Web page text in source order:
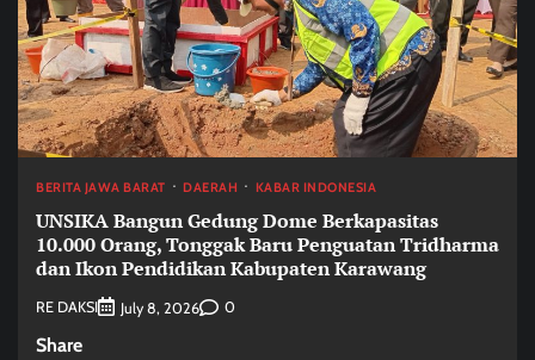
BERITA JAWA BARAT DAERAH KABAR INDONESIA
UNSIKA Bangun Gedung Dome Berkapasitas
10.000 Orang, Tonggak Baru Penguatan Tridharma
dan Ikon Pendidikan Kabupaten Karawang
RE DAKSI July 8, 2026 0
Share